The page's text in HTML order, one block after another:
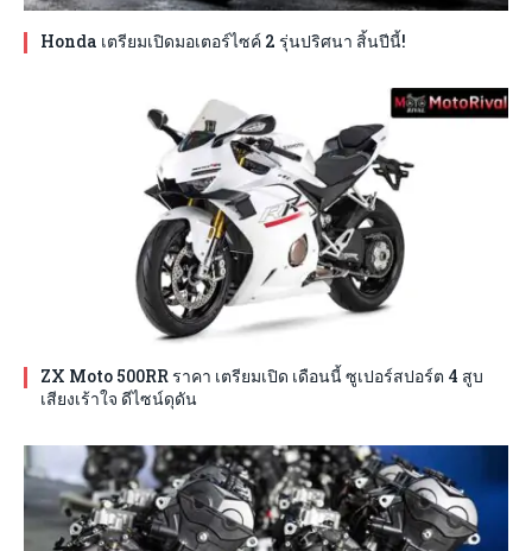
Honda เตรียมเปิดมอเตอร์ไซค์ 2 รุ่นปริศนา สิ้นปีนี้!
ZX Moto 500RR ราคา เตรียมเปิด เดือนนี้ ซูเปอร์สปอร์ต 4 สูบ
เสียงเร้าใจ ดีไซน์ดุดัน